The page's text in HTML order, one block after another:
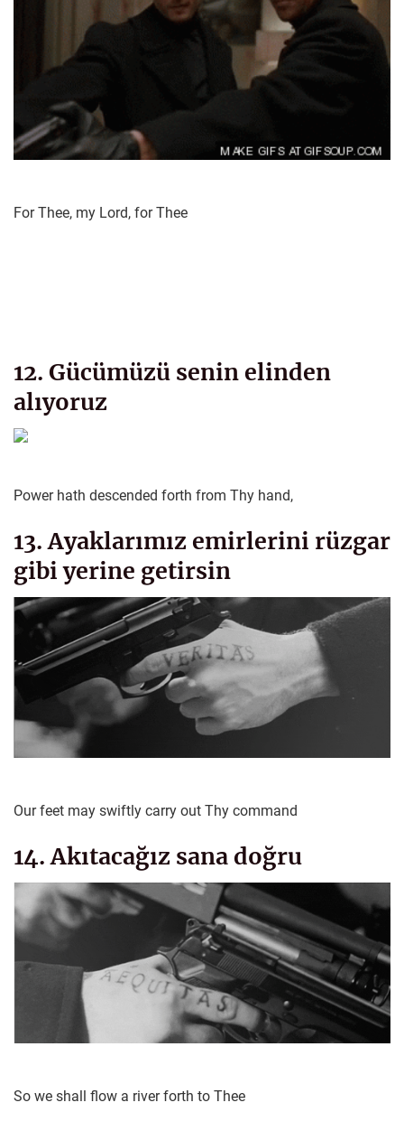
For Thee, my Lord, for Thee
12. Gücümüzü senin elinden
alıyoruz
Power hath descended forth from Thy hand,
13. Ayaklarımız emirlerini rüzgar
gibi yerine getirsin
Our feet may swiftly carry out Thy command
14. Akıtacağız sana doğru
So we shall flow a river forth to Thee